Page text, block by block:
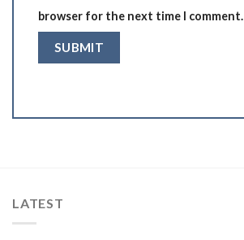
browser for the next time I comment.
LATEST